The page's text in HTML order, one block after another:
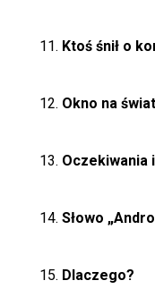
Ktoś śnił o
Okno na świat
Oczekiwania
Słowo
Dlaczego?